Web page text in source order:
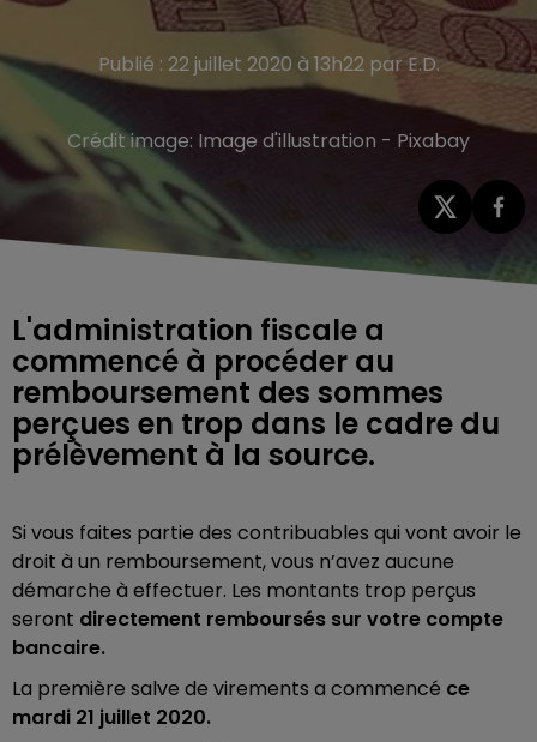
Publié : 22 juillet 2020 à 13h22 par E.D.
Crédit image: Image d'illustration - Pixabay
L'administration fiscale a
commencé à procéder au
remboursement des sommes
perçues en trop dans le cadre du
prélèvement à la source.
Si vous faites partie des contribuables qui vont avoir le
droit à un remboursement, vous n’avez aucune
démarche à effectuer. Les montants trop perçus
seront directement remboursés sur votre compte
bancaire.
La première salve de virements a commencé ce
mardi 21 juillet 2020.